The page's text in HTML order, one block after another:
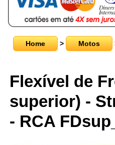
Home > Motos
Flexível de
superior) -
- RCA